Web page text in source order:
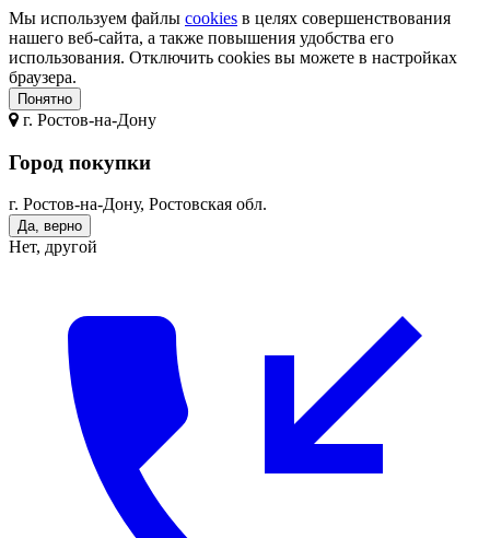
Мы используем файлы cookies в целях совершенствования
нашего веб-сайта, а также повышения удобства его
использования. Отключить cookies вы можете в настройках
браузера.
Понятно
г. Ростов-на-Дону
Город покупки
г. Ростов-на-Дону, Ростовская обл.
Да, верно
Нет, другой